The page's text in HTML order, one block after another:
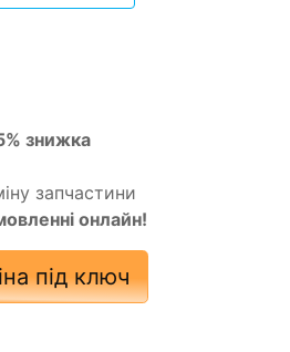
знижка
запчастини
онлайн!
під ключ